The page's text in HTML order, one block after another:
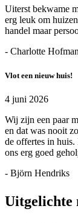
Uiterst bekwame
erg leuk om
handel maar
- Charlotte Hofman
Vlot een nieuw huis!
4 juni 2026
Wij zijn een paar
en dat was nooit
de offertes in
ons erg goed
- Björn Hendriks
Uitgelichte